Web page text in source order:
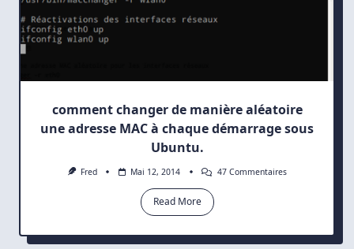
comment changer de manière aléatoire
une adresse MAC à chaque démarrage sous
Ubuntu.
Fred Mai 12, 2014 47 CommentairesSur
Une
Read More